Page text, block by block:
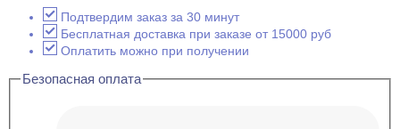
Декоративный
элемент
42x380
Подтвердим заказ за 30 минут
Бесплатная доставка при заказе от 15000 руб
Оплатить можно при получении
Безопасная оплата